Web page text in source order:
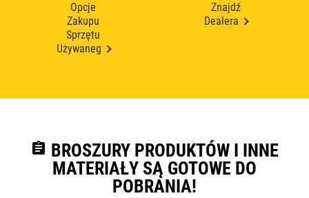
Opcje
Zakupu
Sprzętu
Używaneg
Znajdź
Dealera
assignment BROSZURY PRODUKTÓW I INNE
MATERIAŁY SĄ GOTOWE DO
POBRANIA!